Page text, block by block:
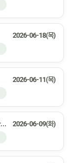
2026-06-18(목)
2026-06-11(목)
[배송 안내] 두레생협 28주년 창립제 기간, 배송이 다소 늦어질 수 있습니다 2026-06-09(화)